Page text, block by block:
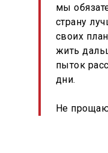
мы
страну
своих
жить
пыток
дни.
Не